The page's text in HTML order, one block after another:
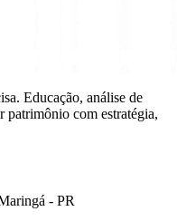
Educação, análise de
patrimônio com estratégia,
- PR